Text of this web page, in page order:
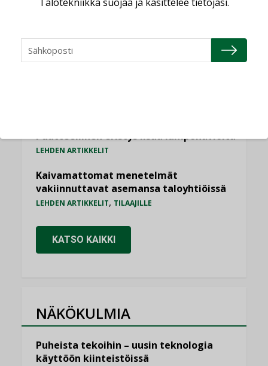
”Asiakkaat hakevat kumppaneita, jotka
AJANKOHTAISTA
Puutteellinen eristys lisää lämpöhäviöitä
LEHDEN ARTIKKELIT
Kaivamattomat menetelmät
vakiinnuttavat asemansa taloyhtiöissä
LEHDEN ARTIKKELIT, TILAAJILLE
KATSO KAIKKI
NÄKÖKULMIA
Puheista tekoihin – uusin teknologia
käyttöön kiinteistöissä